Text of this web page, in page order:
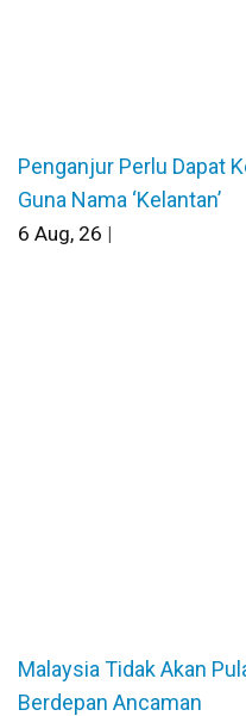
Penganjur Perlu Dapat
Guna Nama ‘Kelantan’
6 Aug, 26 |
Malaysia Tidak Akan
Berdepan Ancaman